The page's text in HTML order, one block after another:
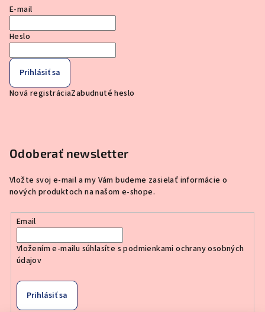
E-mail
Heslo
Prihlásiť sa
Nová registráciaZabudnuté heslo
Odoberať newsletter
Vložte svoj e-mail a my Vám budeme zasielať informácie o
nových produktoch na našom e-shope.
Email
Vložením e-mailu súhlasíte spodmienkami ochrany osobných
údajov
Prihlásiť sa